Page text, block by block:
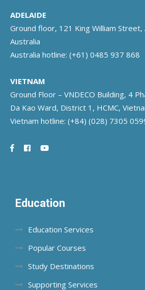
ADELAIDE
Ground floor, 121 King William Street,
Australia
Australia hotline: (+61) 0485 937 868
VIETNAM
Ground Floor – VNDECO Building, 4
Da Kao Ward, District 1, HCMC,
Vietnam hotline: (+84) (028) 7305
Education
Education Services
Popular Courses
Study Destinations
Supporting Services